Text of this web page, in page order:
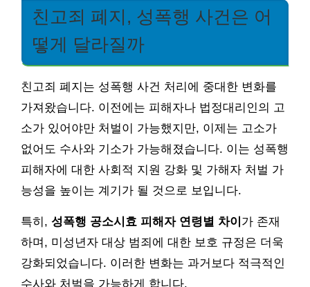
친고죄 폐지, 성폭행 사건은 어
떻게 달라질까
친고죄 폐지는 성폭행 사건 처리에 중대한 변화를
가져왔습니다. 이전에는 피해자나 법정대리인의 고
소가 있어야만 처벌이 가능했지만, 이제는 고소가
없어도 수사와 기소가 가능해졌습니다. 이는 성폭행
피해자에 대한 사회적 지원 강화 및 가해자 처벌 가
능성을 높이는 계기가 될 것으로 보입니다.
특히, 성폭행 공소시효 피해자 연령별 차이 가 존재
하며, 미성년자 대상 범죄에 대한 보호 규정은 더욱
강화되었습니다. 이러한 변화는 과거보다 적극적인
수사와 처벌을 가능하게 합니다.